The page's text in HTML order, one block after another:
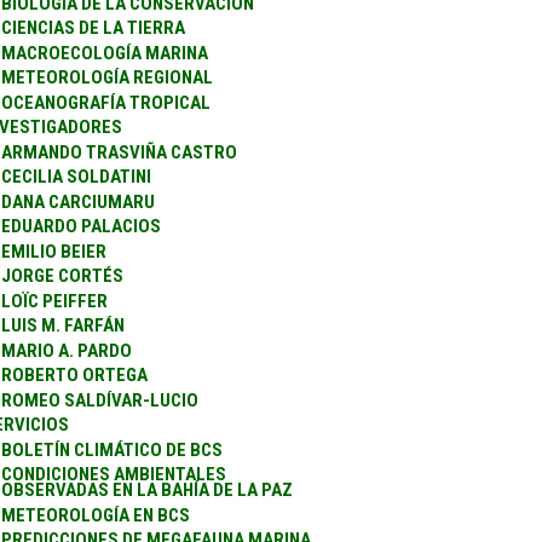
CIENCIAS DE LA TIERRA
MACROECOLOGÍA MARINA
METEOROLOGÍA REGIONAL
OCEANOGRAFÍA TROPICAL
ARMANDO TRASVIÑA CASTRO
CECILIA SOLDATINI
DANA CARCIUMARU
EDUARDO PALACIOS
EMILIO BEIER
JORGE CORTÉS
LOÏC PEIFFER
LUIS M. FARFÁN
MARIO A. PARDO
ROBERTO ORTEGA
ROMEO SALDÍVAR-LUCIO
BOLETÍN CLIMÁTICO DE BCS
CONDICIONES AMBIENTALES
OBSERVADAS EN LA BAHÍA DE LA PAZ
METEOROLOGÍA EN BCS